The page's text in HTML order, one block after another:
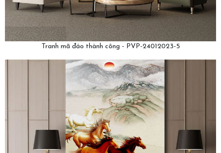
Tranh mã đáo thành công - PVP-24012023-5